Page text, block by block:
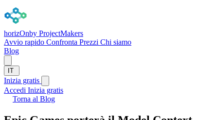
horizOnby ProjectMakers
Avvio rapido Confronta Prezzi Chi siamo
Blog
IT
Inizia gratis
Accedi Inizia gratis
Torna al Blog